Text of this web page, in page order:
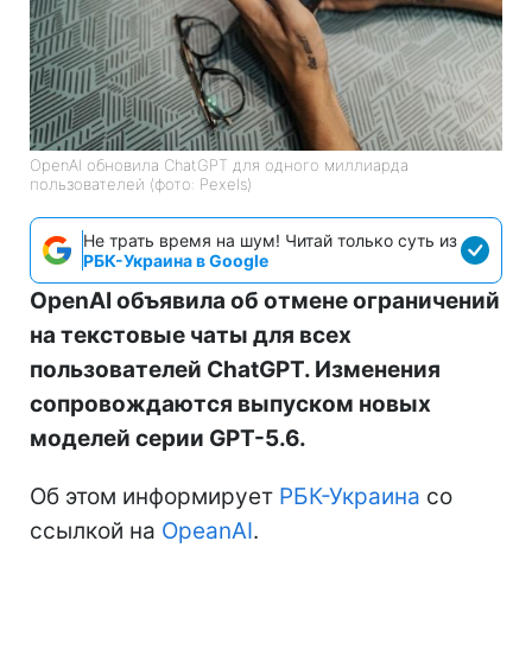
OpenAI обновила ChatGPT для одного миллиарда
пользователей (фото: Pexels)
Не трать время на шум! Читай только суть из
РБК-Украина в Google
OpenAI объявила об отмене ограничений
на текстовые чаты для всех
пользователей ChatGPT. Изменения
сопровождаются выпуском новых
моделей серии GPT-5.6.
Об этом информирует РБК-Украина со
ссылкой на OpeanAI.